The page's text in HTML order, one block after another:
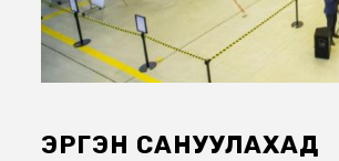
ЭРГЭН САНУУЛАХАД